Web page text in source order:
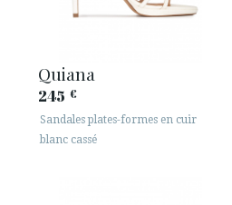
Quiana
245 €
Sandales plates-formes en cuir
blanc cassé